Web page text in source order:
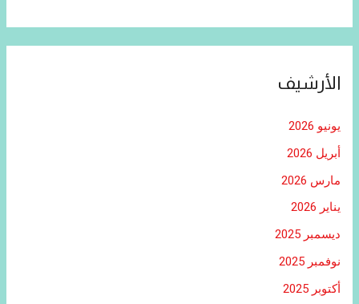
الأرشيف
يونيو 2026
أبريل 2026
مارس 2026
يناير 2026
ديسمبر 2025
نوفمبر 2025
أكتوبر 2025